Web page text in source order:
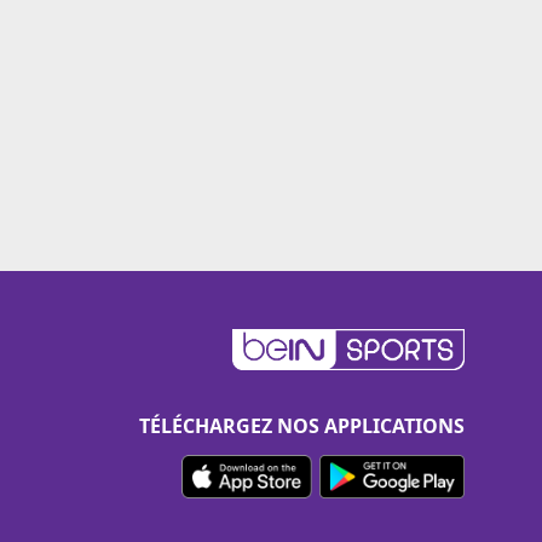
TÉLÉCHARGEZ NOS APPLICATIONS